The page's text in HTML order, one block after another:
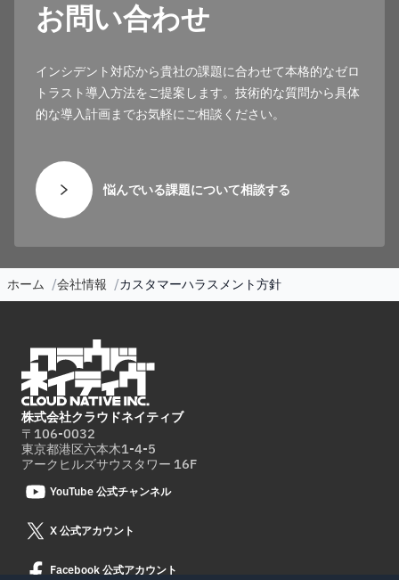
お問い合わせ
インシデント対応から貴社の課題に合わせて本格的なゼロ
トラスト導入方法をご提案します。技術的な質問から具体
的な導入計画までお気軽にご相談ください。
悩んでいる課題について相談する
ホーム 会社情報 カスタマーハラスメント方針
株式会社クラウドネイティブ
〒106-0032
東京都港区六本木1-4-5
アークヒルズサウスタワー 16F
YouTube 公式チャンネル
X 公式アカウント
Facebook 公式アカウント